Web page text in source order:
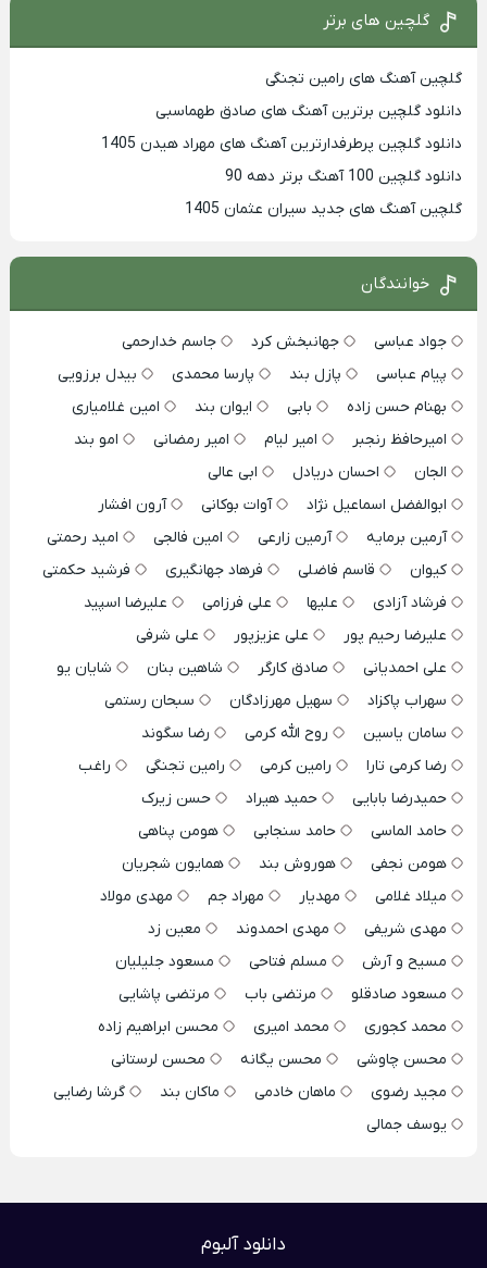
گلچین های برتر
گلچین آهنگ های رامین تجنگی
دانلود گلچین برترین آهنگ های صادق طهماسبی
دانلود گلچین پرطرفدارترین آهنگ های مهراد هیدن 1405
دانلود گلچین 100 آهنگ برتر دهه 90
گلچین آهنگ های جدید سیران عثمان 1405
خوانندگان
جواد عباسی جهانبخش کرد
جاسم خدارحمی
پیام عباسی
پازل بند پارسا محمدی
بیدل برزویی
بهنام حسن زاده
بابی ایوان بند
امین غلامیاری
امیرحافظ رنجبر
امیر لیام امیر رمضانی
امو بند
الجان
احسان دریادل
ابی عالی
ابوالفضل اسماعیل نژاد
آوات بوکانی
آرون افشار
آرمین برمایه
آرمین زارعی امین فالجی
امید رحمتی
کیوان
قاسم فاضلی فرهاد جهانگیری
فرشید حکمتی
فرشاد آزادی
علیها علی فرزامی
علیرضا اسپید
علیرضا رحیم پور
علی عزیزپور
علی شرفی
علی احمدیانی
صادق کارگر شاهین بنان
شایان یو
سهراب پاکزاد
سهیل مهرزادگان
سبحان رستمی
سامان یاسین
روح الله کرمی
رضا سگوند
رضا کرمی تارا
رامین کرمی رامین تجنگی
راغب
حمیدرضا بابایی
حمید هیراد
حسن زیرک
حامد الماسی
حامد سنجابی
هومن پناهی
هومن نجفی
هوروش بند
همایون شجریان
میلاد غلامی
مهدیار مهراد جم
مهدی مولاد
مهدی شریفی
مهدی احمدوند
معین زد
مسیح و آرش
مسلم فتاحی
مسعود جلیلیان
مسعود صادقلو
مرتضی باب
مرتضی پاشایی
محمد کجوری
محمد امیری
محسن ابراهیم زاده
محسن چاوشی
محسن یگانه
محسن لرستانی
مجید رضوی
ماهان خادمی ماکان بند
گرشا رضایی
یوسف جمالی
دانلود آلبوم